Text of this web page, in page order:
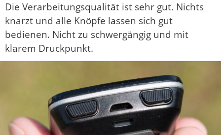
Die Verarbeitungsqualität ist sehr gut. Nichts
knarzt und alle Knöpfe lassen sich gut
bedienen. Nicht zu schwergängig und mit
klarem Druckpunkt.